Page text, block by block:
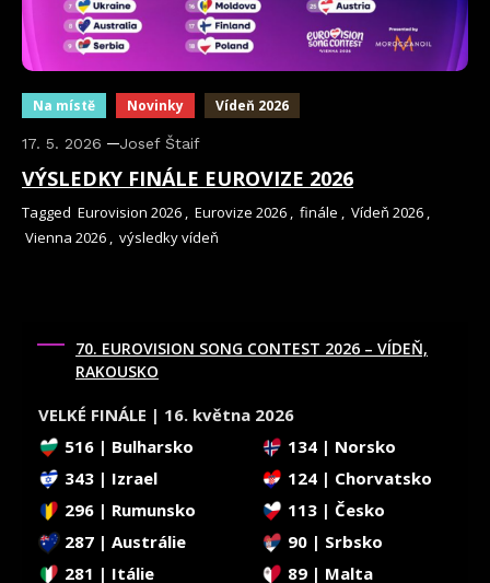
Na místě Novinky Vídeň 2026
17. 5. 2026 Josef Štaif
VÝSLEDKY FINÁLE EUROVIZE 2026
Tagged Eurovision 2026 , Eurovize 2026 , finále , Vídeň 2026 ,
Vienna 2026 , výsledky vídeň
70. EUROVISION SONG CONTEST 2026 – VÍDEŇ,
RAKOUSKO
VELKÉ FINÁLE | 16. května 2026
516 | Bulharsko
134 | Norsko
343 | Izrael
124 | Chorvatsko
296 | Rumunsko
113 | Česko
287 | Austrálie
90 | Srbsko
281 | Itálie
89 | Malta